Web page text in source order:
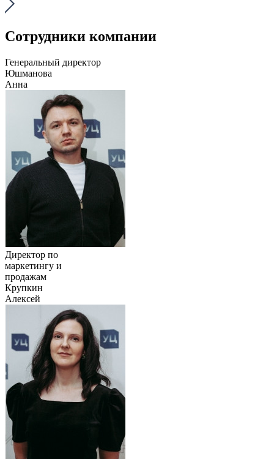
Сотрудники компании
Генеральный директор
Юшманова
Анна
Директор по
маркетингу и
продажам
Крупкин
Алексей